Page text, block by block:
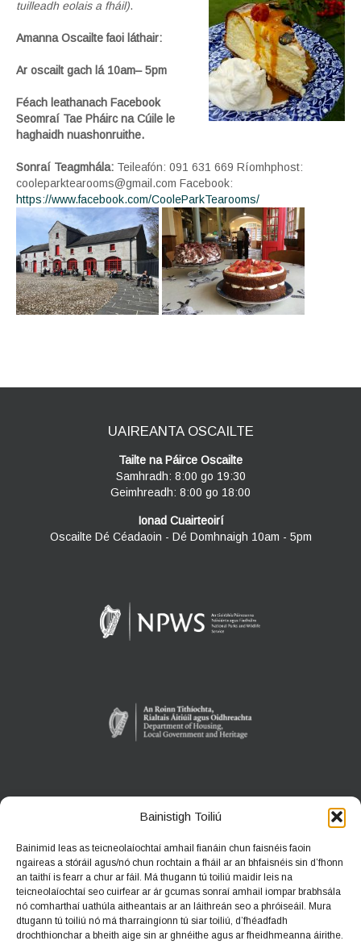
Bainistigh Toiliú
Bainimid leas as teicneolaíochtaí amhail fianáin chun faisnéis faoin
ngaireas a stóráil agus/nó chun rochtain a fháil ar an bhfaisnéis sin d’fhonn
an taithí is fearr a chur ar fáil. Má thugann tú toiliú maidir leis na
teicneolaíochtaí seo cuirfear ar ár gcumas sonraí amhail iompar brabhsála
nó comharthaí uathúla aitheantais ar an láithreán seo a phróiseáil. Mura
dtugann tú toiliú nó má tharraingíonn tú siar toiliú, d’fhéadfadh
drochthionchar a bheith aige sin ar ghnéithe agus ar fheidhmeanna áirithe.
tuilleadh eolais a fháil).
Amanna Oscailte faoi láthair:
Ar oscailt gach lá 10am– 5pm
Féach leathanach Facebook
Seomraí Tae Pháirc na Cúile le
haghaidh nuashonruithe.
Sonraí Teagmhála: Teileafón: 091 631 669 Ríomhphost:
cooleparktearooms@gmail.com Facebook:
https://www.facebook.com/CooleParkTearooms/
UAIREANTA OSCAILTE
Tailte na Páirce Oscailte
Samhradh: 8:00 go 19:30
Geimhreadh: 8:00 go 18:00
Ionad Cuairteoirí
Oscailte Dé Céadaoin - Dé Domhnaigh 10am - 5pm
ANACLANN DÚLRA PHÁIRC NA CÚILE
H91 HF5X
Teileafón:
091 631804
Ríomhphost:
coolepark@npws.gov.ie
Suíomh gréasáin:
https://www.coolepark.ie